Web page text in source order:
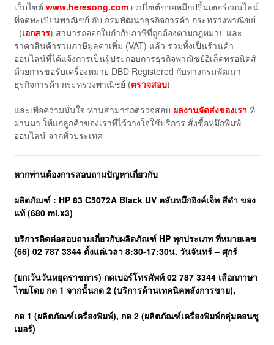
เว็บไซต์ www.heresong.comเวปไซต์ขายหมึกปริ้นเตอร์ออนไลน์
ที่จดทะเบียนพาณิชย์ กับ กรมพัฒนาธุรกิจการค้า กระทรวงพาณิชย์
(เอกสาร) สามารถออกใบกำกับภาษีที่ถูกต้องตามกฎหมาย และ
ราคาสินค้ารวมภาษีมูลค่าเพิ่ม (VAT) แล้ว รวมทั้งเป็นร้านค้า
ออนไลน์ที่ได้แจ้งการเป็นผู้ประกอบการธุรกิจพาณิชย์อิเล็คทรอนิคส์
ด้วยการขอรับเครื่องหมาย DBD Registered กับทางกรมพัฒนา
ธุรกิจการค้า กระทรวงพาณิชย์ (ตรวจสอบ)
และเพื่อความมั่นใจ ท่านสามารถตรวจสอบ ผลงานจัดส่งของเรา ที่
ผ่านมา ให้แก่ลูกค้าของเราที่ไว้วางใจใช้บริการ สั่งซื้อหมึกพิมพ์
ออนไลน์ จากทั่วประเทศ
หากท่านต้องการสอบถามปัญหาเกี่ยวกับ
ผลิตภัณฑ์ : HP 83 C5072A Black UV ตลับหมึกอิงค์เจ็ท สีดำ ของ
แท้ (680 ml.x3)
บริการติดต่อสอบถามเกี่ยวกับผลิตภัณฑ์ HP ทุกประเภท ที่หมายเลข
(66) 02 787 3344 ตั้งแต่เวลา 8:30-17:30น. วันจันทร์ – ศุกร์
(ยกเว้นวันหยุดราชการ) กดเบอร์โทรศัพท์ 02 787 3344 เลือกภาษา
ไทยโดย กด 1 จากนั้นกด 2 (บริการด้านเทคนิคหลังการขาย),
กด 1 (ผลิตภัณฑ์เครื่องพิมพ์), กด 2 (ผลิตภัณฑ์เครื่องพิมพ์กลุ่มคอนซู
เมอร์)